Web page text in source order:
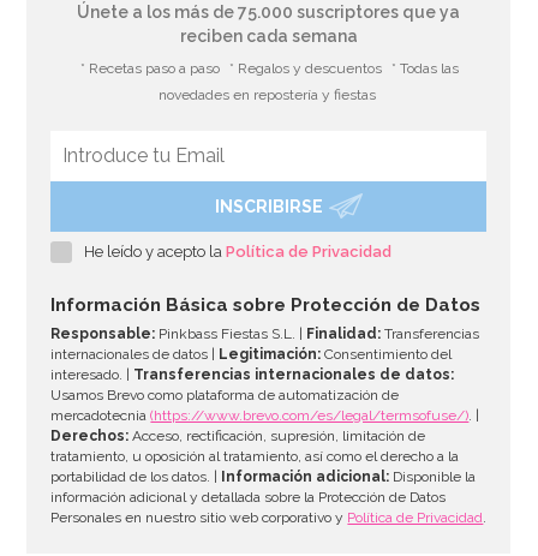
Tenedor para Enfriar Panettones y Colombas 50 cm
AÑADIR
Únete a los más de 75.000 suscriptores que ya
reciben cada semana
* Recetas paso a paso * Regalos y descuentos
* Todas las
novedades en repostería y fiestas
INSCRIBIRSE
He leído y acepto laPolítica de Privacidad
Información Básica sobre Protección de Datos
Responsable: Pinkbass Fiestas S.L. | Finalidad: Transferencias
internacionales de datos |
Legitimación: Consentimiento del
interesado. | Transferencias internacionales de datos:
Usamos Brevo como plataforma de automatización de
mercadotecnia(https://www.brevo.com/es/legal/termsofuse/). |
Derechos: Acceso, rectificación, supresión, limitación de
tratamiento, u oposición al tratamiento, así como el derecho a la
portabilidad de los datos. |
Información adicional: Disponible la
información adicional y detallada sobre la Protección de Datos
Personales en nuestro sitio web corporativo y Política de Privacidad.